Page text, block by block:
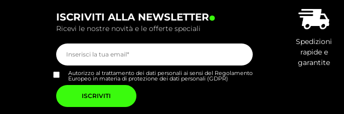
ISCRIVITI ALLA NEWSLETTER.
Ricevi le nostre novità e le offerte speciali
Autorizzo al trattamento dei dati personali ai sensi del Regolamento
Europeo in materia di protezione dei dati personali (GDPR)
Si
prega
di
lasciare
Spedizioni
rapide e
garantite